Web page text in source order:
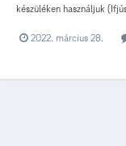
készüléken használjuk
2022. március 28.